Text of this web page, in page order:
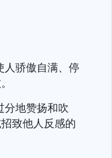
骄傲自满、停
地赞扬和吹
致他人反感的